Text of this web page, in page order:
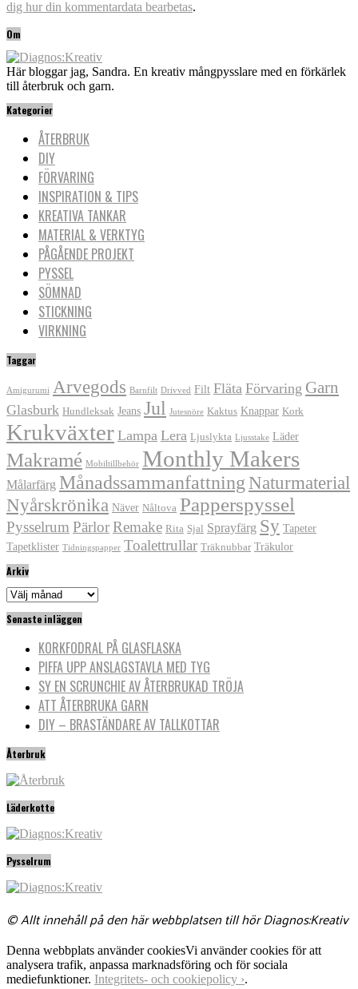
dig hur din kommentardata bearbetas.
Om
Här bloggar jag, Sandra. En kreativ mångpysslare med en förkärlek
till återbruk och garn.
Kategorier
ÅTERBRUK
DIY
FÖRVARING
INSPIRATION & TIPS
KREATIVA TANKAR
MATERIAL & VERKTYG
PÅGÅENDE PROJEKT
PYSSEL
SÖMNAD
STICKNING
VIRKNING
Taggar
Amigurumi Arvegods Barnfilt Drivved Filt Fläta Förvaring Garn
Glasburk Hundleksak Jeans Jul Jutesnöre Kaktus Knappar Kork
Krukväxter Lampa Lera Ljuslykta Ljusstake Läder
Makramé Mobiltillbehör Monthly Makers
Målarfärg Månadssammanfattning Naturmaterial
Nyårskrönika Näver Nåltova Papperspyssel
Pysselrum PärlorRemake Rita Sjal Sprayfärg Sy Tapeter
Tapetklister Tidningspapper Toalettrullar Träknubbar Träkulor
Arkiv
Arkiv
Senaste inläggen
KORKFODRAL PÅ GLASFLASKA
PIFFA UPP ANSLAGSTAVLA MED TYG
SY EN SCRUNCHIE AV ÅTERBRUKAD TRÖJA
ATT ÅTERBRUKA GARN
DIY – BRASTÄNDARE AV TALLKOTTAR
Återbruk
Läderkotte
Pysselrum
© Allt innehåll på den här webbplatsen till hör Diagnos:Kreativ
Denna webbplats använder cookiesVi använder cookies för att
analysera trafik, anpassa marknadsföring och för sociala
mediefunktioner. Integritets- och cookiepolicy ›.